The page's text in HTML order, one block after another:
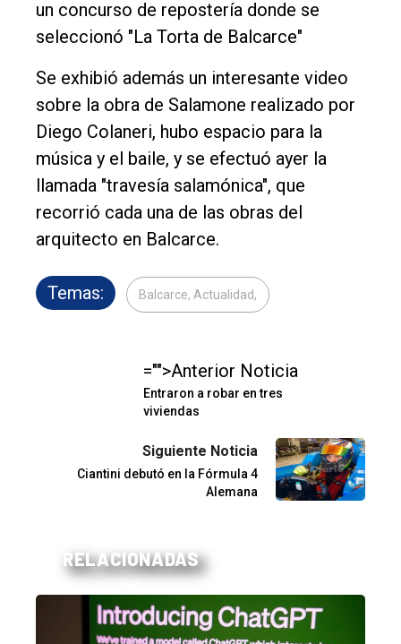
un concurso de repostería donde se
seleccionó "La Torta de Balcarce"
Se exhibió además un interesante video
sobre la obra de Salamone realizado por
Diego Colaneri, hubo espacio para la
música y el baile, y se efectuó ayer la
llamada "travesía salamónica", que
recorrió cada una de las obras del
arquitecto en Balcarce.
Temas: Balcarce, Actualidad,
="">Anterior Noticia
Entraron a robar en tres
viviendas
Siguiente Noticia
Ciantini debutó en la Fórmula 4
Alemana
RELACIONADAS